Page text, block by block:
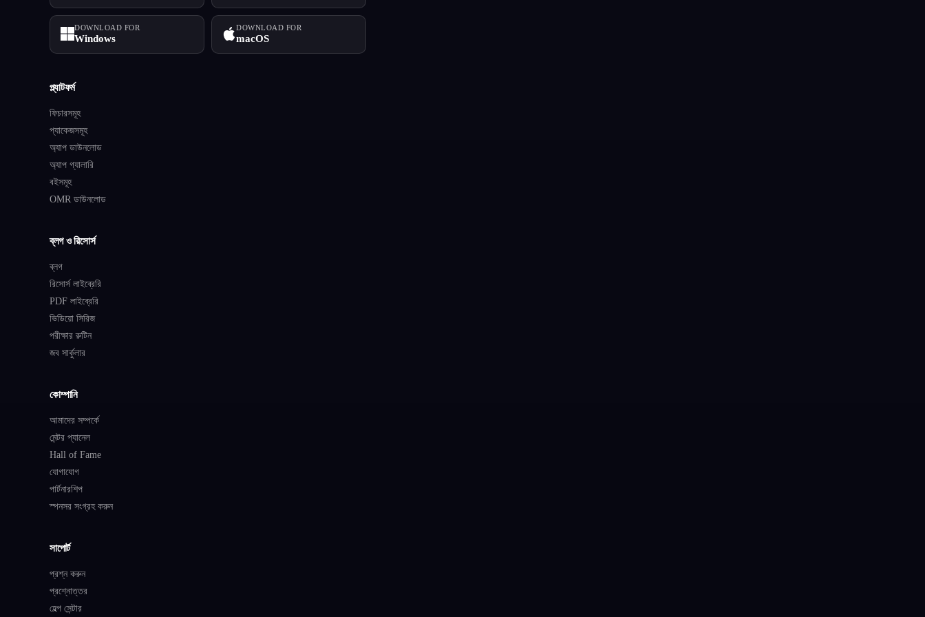
DOWNLOAD FOR
Windows
DOWNLOAD FOR
macOS
প্ল্যাটফর্ম
ফিচারসমূহ
প্যাকেজসমূহ
অ্যাপ ডাউনলোড
অ্যাপ গ্যালারি
বইসমূহ
OMR ডাউনলোড
ব্লগ ও রিসোর্স
ব্লগ
রিসোর্স লাইব্রেরি
PDF লাইব্রেরি
ভিডিয়ো সিরিজ
পরীক্ষার রুটিন
জব সার্কুলার
কোম্পানি
আমাদের সম্পর্কে
মেন্টর প্যানেল
Hall of Fame
যোগাযোগ
পার্টনারশিপ
স্পনসর সংগ্রহ করুন
সাপোর্ট
প্রশ্ন করুন
প্রশ্নোত্তর
হেল্প সেন্টার